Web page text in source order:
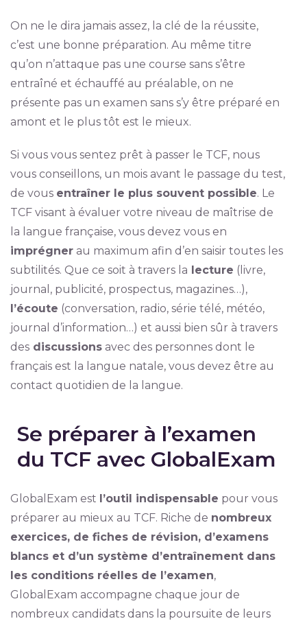
On ne le dira jamais assez, la clé de la réussite,
c’est une bonne préparation. Au même titre
qu’on n’attaque pas une course sans s’être
entraîné et échauffé au préalable, on ne
présente pas un examen sans s’y être préparé en
amont et le plus tôt est le mieux.
Si vous vous sentez prêt à passer le TCF, nous
vous conseillons, un mois avant le passage du test,
de vous entraîner le plus souvent possible. Le
TCF visant à évaluer votre niveau de maîtrise de
la langue française, vous devez vous en
imprégnerau maximum afin d’en saisir toutes les
subtilités. Que ce soit à travers la lecture (livre,
journal, publicité, prospectus, magazines…),
l’écoute (conversation, radio, série télé, météo,
journal d’information…) et aussi bien sûr à travers
desdiscussionsavec des personnes dont le
français est la langue natale, vous devez être au
contact quotidien de la langue.
Se préparer à l’examen
du TCF avec GlobalExam
GlobalExam est l’outil indispensable pour vous
préparer au mieux au TCF. Riche de nombreux
exercices, de fiches de révision, d’examens
blancs et d’un système d’entraînement dans
les conditions réelles de l’examen,
GlobalExam accompagne chaque jour de
nombreux candidats dans la poursuite de leurs